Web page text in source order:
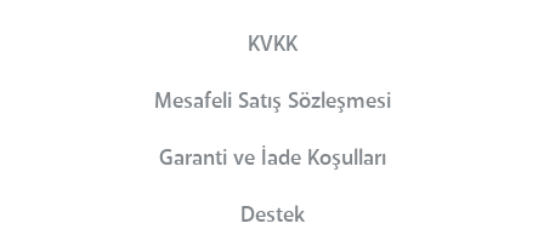
KVKK
Mesafeli Satış Sözleşmesi
Garanti ve İade Koşulları
Destek